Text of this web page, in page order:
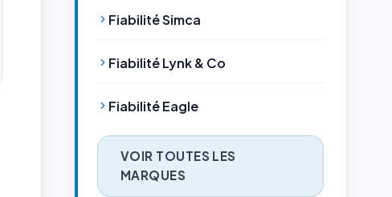
Fiabilité Simca
Fiabilité Lynk & Co
Fiabilité Eagle
VOIR TOUTES LES
MARQUES